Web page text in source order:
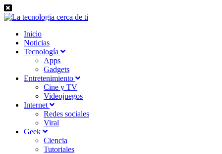
Inicio
Noticias
Tecnología
Apps
Gadgets
Entretenimiento
Cine y TV
Videojuegos
Internet
Redes sociales
Viral
Geek
Ciencia
Tutoriales